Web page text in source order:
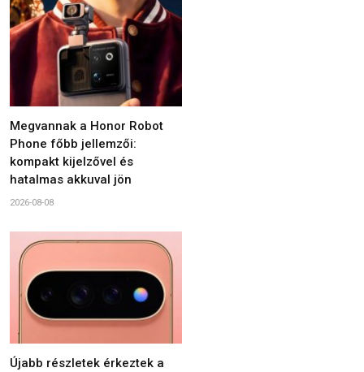
Megvannak a Honor Robot
Phone főbb jellemzői:
kompakt kijelzővel és
hatalmas akkuval jön
2026-08-08
Újabb részletek érkeztek a